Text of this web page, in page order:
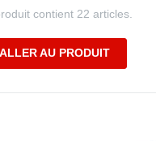
contient 22 articles.
ALLER AU PRODUIT